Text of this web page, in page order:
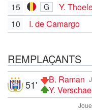
15
G
Y.
10
I. de Camargo
REMPLAÇANTS
B. Raman
Y.
51'